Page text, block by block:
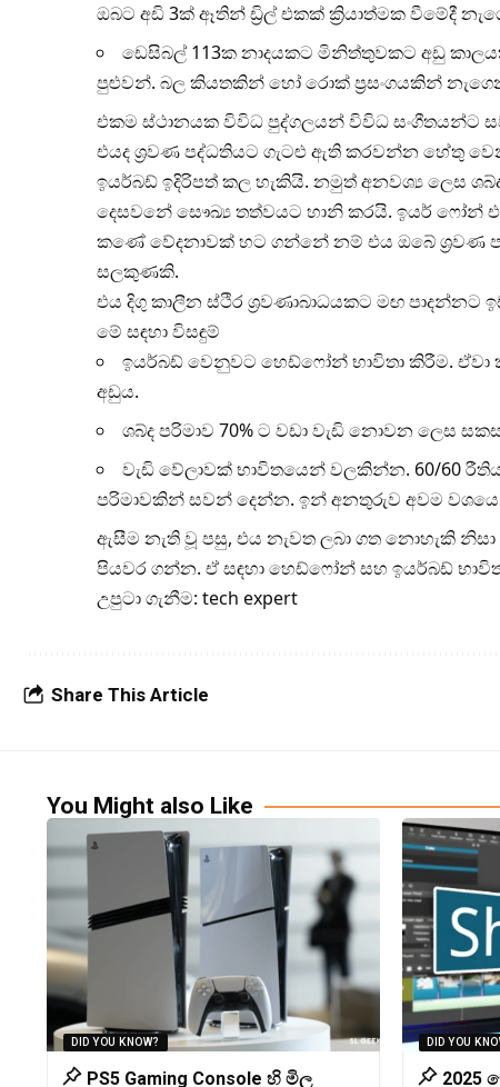
ඔබට අඩි 3ක් ඈතින් ඩ්‍රිල් එකක් ක්‍රියාත්මක වීමේදී
ඩෙසිබල් 113ක නාදයකට මිනිත්තුවකට අඩු
පුළුවන්. බල කියතකින් හෝ රොක් ප්‍රසංගයකින්
එකම ස්ථානයක විවිධ පුද්ගලයන් විවිධ සංගීතයන්ට
එයද ශ්‍රවණ පද්ධතියට ගැටළු ඇති කරවන්න හේතු
ඉයර්බඩ් ඉදිරිපත් කල හැකියි. නමුත් අනවශ්‍ය ලෙස
දෙසවනේ සෞඛ්‍ය තත්වයට හානි කරයි. ඉයර් ෆෝන්
කණේ වේදනාවක් හට ගන්නේ නම් එය ඔබේ ශ්‍රවණ
සලකුණකි.
එය දිගු කාලීන ස්ථිර ශ්‍රවණාබාධයකට මඟ පාදන්නට
මේ සඳහා විසඳුම්
ඉයර්බඩ් වෙනුවට හෙඩ්ෆෝන් භාවිතා කිරීම.
අඩුය.
ශබ්ද පරිමාව 70% ට වඩා වැඩි නොවන ලෙස
වැඩි වේලාවක් භාවිතයෙන් වලකින්න. 60/60
පරිමාවකින් සවන් දෙන්න. ඉන් අනතුරුව අවම
ඇසීම නැති වූ පසු, එය නැවත ලබා ගත නොහැකි
පියවර ගන්න. ඒ සඳහා හෙඩ්ෆෝන් සහ ඉයර්බඩ්
උපුටා ගැනීම: tech expert
Share This Article
You Might also Like
DID YOU KNOW?
PS5 Gaming Console හි මිල
DID YOU
2025